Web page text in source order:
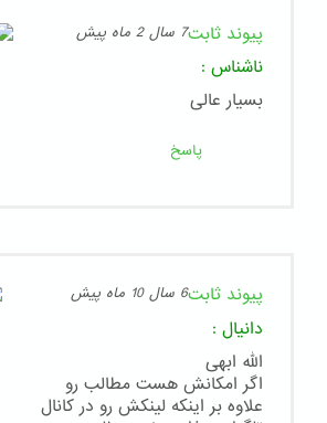
پیوند ثابت7 سال 2 ماه پیش
ناشناس :
بسیار عالی
پاسخ
پیوند ثابت6 سال 10 ماه پیش
دانیال :
الله ابهی
اگر امکانش هست مطالب رو
علاوه بر اینکه لینکش رو در کانال